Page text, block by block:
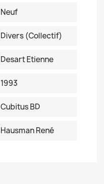
Neuf
Divers (collectif)
Desart Etienne
1993
Cubitus BD
Hausman René